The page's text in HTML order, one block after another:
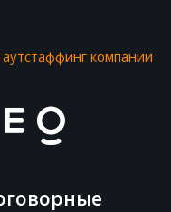
компании